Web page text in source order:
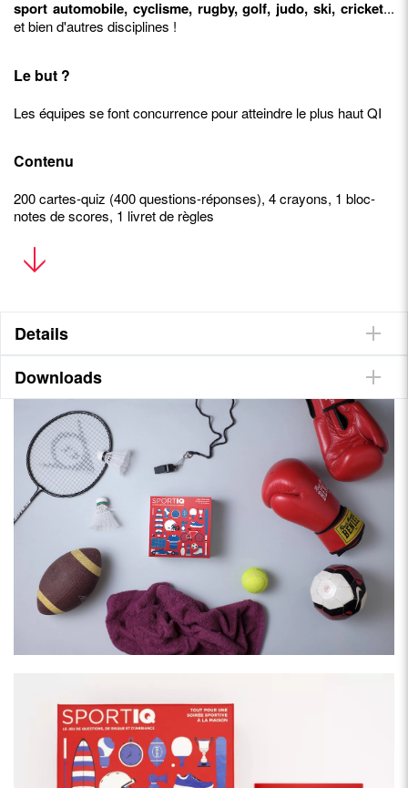
sport automobile, cyclisme, rugby, golf, judo, ski, cricket...
et bien d'autres disciplines !
Le but ?
Les équipes se font concurrence pour atteindre le plus haut QI
Contenu
200 cartes-quiz (400 questions-réponses), 4 crayons, 1 bloc-
notes de scores, 1 livret de règles
Vous allez aimer
• Permet de jouer en équipes
• Décompte les points de manière amusante
• Favorise l'apprentissage
• Tout le monde peut gagner, quelles que soient ses
connaissances préalables
• Jeu d'ambiance, parfait pour animer une soirée
Egalement disponible en allemand :
SportIQ - Das Spiel
Details
Downloads